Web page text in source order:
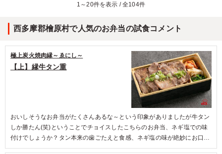
とのことです。副菜も工夫されていて最後まで飽きずに食
べられました。ごはんも土鍋だき雑穀米ということで美味
ご利用シーン：ロケ・撮影
スタジオ撮影
東京都港区六本木
1～20件を表示 / 全104件
西多摩郡檜原村で人気のお弁当の試食コメント
【上】縁牛タン重
極上炭火焼肉縁～ゑにし～
おいしそうなお弁当がたくさんあるな～という印象がありましたが牛タン
しか勝たん(笑)ということでチョイスしたこちらのお弁当、ネギ塩での味
付けでしょうか？タン本来の歯ごたえと食感、ネギ塩の味が絶妙にお口の
中で融合し幸せなひと時でした。気づいたら食べ終わってしまっていて少